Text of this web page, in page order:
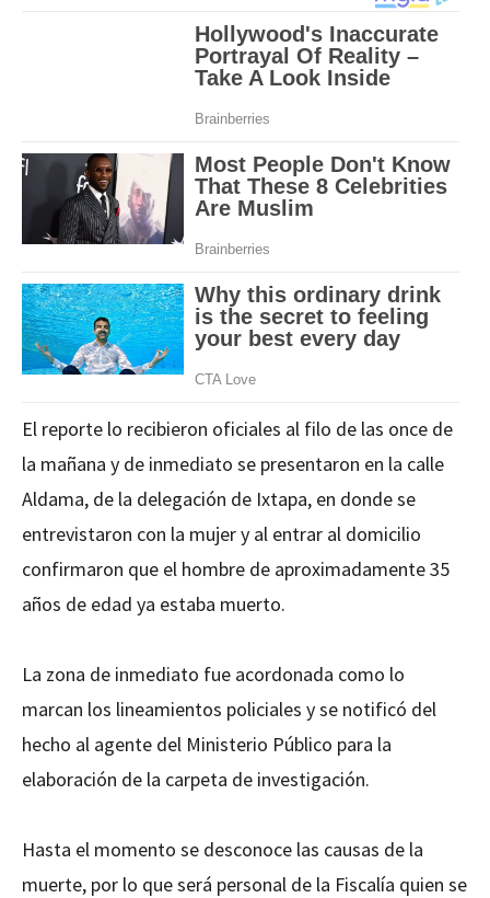
El reporte lo recibieron oficiales al filo de las once de
la mañana y de inmediato se presentaron en la calle
Aldama, de la delegación de Ixtapa, en donde se
entrevistaron con la mujer y al entrar al domicilio
confirmaron que el hombre de aproximadamente 35
años de edad ya estaba muerto.
La zona de inmediato fue acordonada como lo
marcan los lineamientos policiales y se notificó del
hecho al agente del Ministerio Público para la
elaboración de la carpeta de investigación.
Hasta el momento se desconoce las causas de la
muerte, por lo que será personal de la Fiscalía quien se